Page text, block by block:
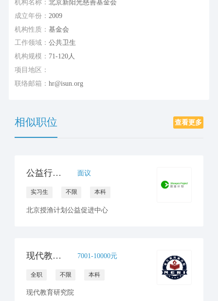
机构名称： 北京新阳光慈善基金会
成立年份： 2009
机构性质： 基金会
工作领域： 公共卫生
机构规模： 71-120人
项目地区：
联络邮箱： hr@isun.org
相似职位 查看更多
公益行政岗位实习生 面议
实习生 不限 本科
北京授渔计划公益促进中心
现代教育研究院招聘行政主管（全职1人） 7001-10000元
全职 不限 本科
现代教育研究院